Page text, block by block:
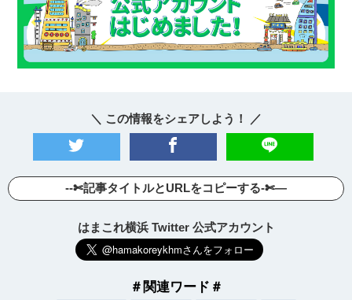
＼ この情報をシェアしよう！ ／
--✄記事タイトルとURLをコピーする-✄—
はまこれ横浜 Twitter 公式アカウント
＃関連ワード＃